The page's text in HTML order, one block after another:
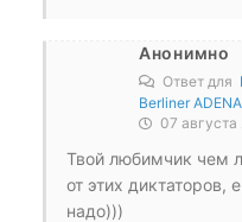
Анонимно
Ответ для
Berliner
07 августа
Твой любимчик чем
от этих диктаторов,
надо)))